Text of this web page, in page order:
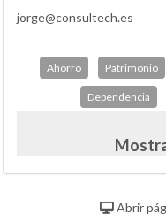
jorge@consultech.es
Ahorro Patrimonio
Dependencia
Abrir